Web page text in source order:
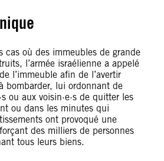
cas où des immeubles de grande
l’armée israélienne a appelé
l’immeuble afin de l’avertir
bombarder, lui ordonnant de
ou aux voisin·e·s de quitter les
ou dans les minutes qui
ont provoqué une
des milliers de personnes
tous leurs biens.